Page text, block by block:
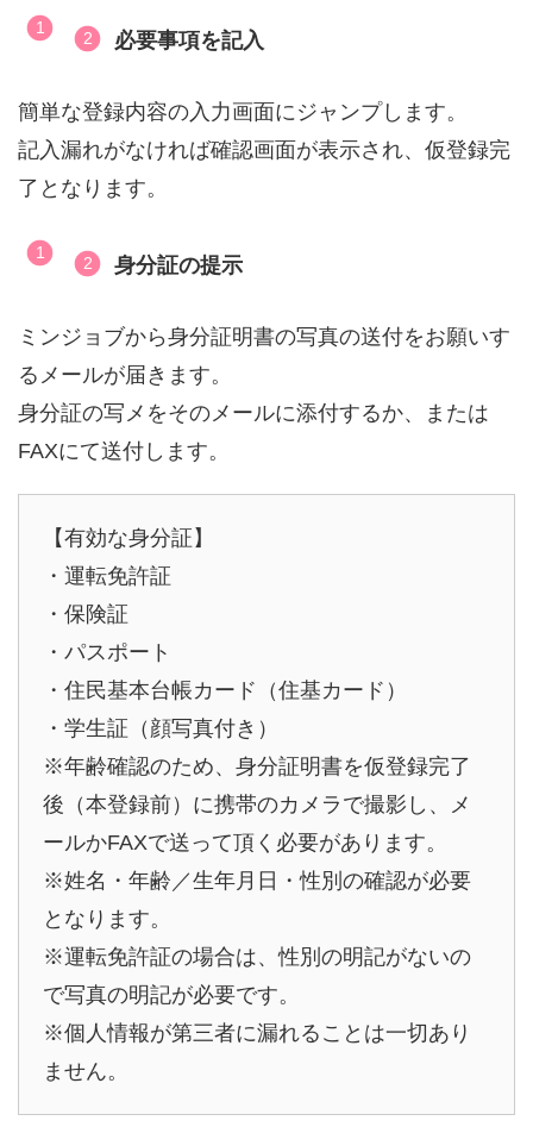
必要事項を記入
簡単な登録内容の入力画面にジャンプします。
記入漏れがなければ確認画面が表示され、仮登録完
了となります。
身分証の提示
ミンジョブから身分証明書の写真の送付をお願いす
るメールが届きます。
身分証の写メをそのメールに添付するか、または
FAXにて送付します。
【有効な身分証】
・運転免許証
・保険証
・パスポート
・住民基本台帳カード（住基カード）
・学生証（顔写真付き）
※年齢確認のため、身分証明書を仮登録完了
後（本登録前）に携帯のカメラで撮影し、メ
ールかFAXで送って頂く必要があります。
※姓名・年齢／生年月日・性別の確認が必要
となります。
※運転免許証の場合は、性別の明記がないの
で写真の明記が必要です。
※個人情報が第三者に漏れることは一切あり
ません。